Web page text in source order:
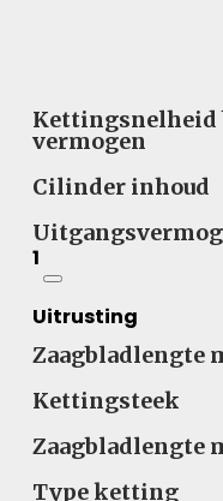
Kettingsnelheid
vermogen
Cilinder inhoud
1
Uitrusting
Zaagbladlengte
Kettingsteek
Zaagbladlengte
Type ketting